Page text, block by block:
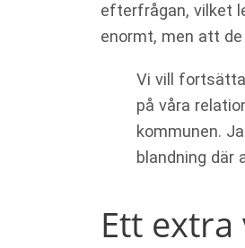
efterfrågan, vilket
enormt, men att
Vi vill
på våra
kommunen.
blandning där
Ett